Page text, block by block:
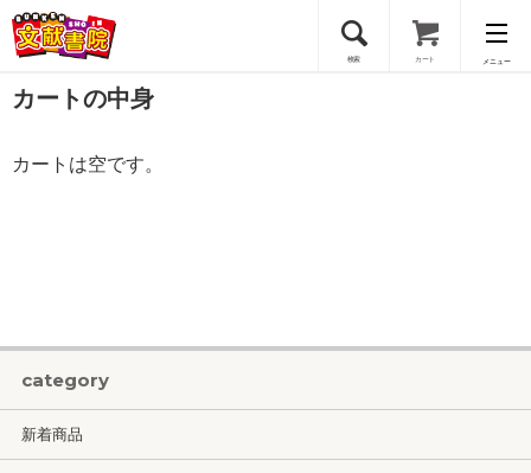
検索 カート メニュー
会員登録
ログイン
カートの中身
カートは空です。
category
新着商品